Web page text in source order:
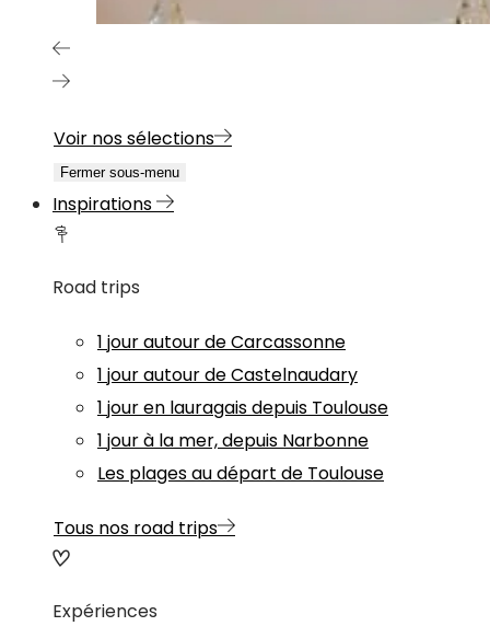
Voir nos sélections
Fermer sous-menu
Inspirations
Road trips
1 jour autour de Carcassonne
1 jour autour de Castelnaudary
1 jour en lauragais depuis Toulouse
1 jour à la mer, depuis Narbonne
Les plages au départ de Toulouse
Tous nos road trips
Expériences